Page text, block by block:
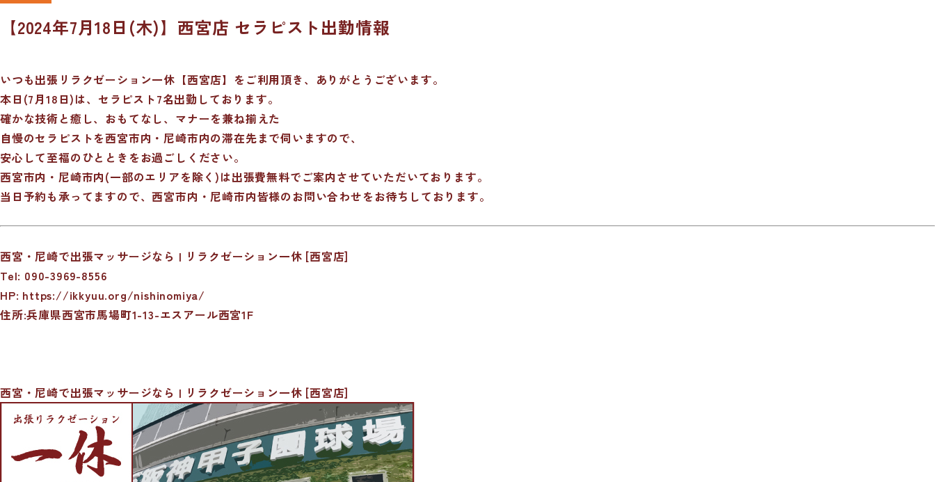
【2024年7月18日(木)】西宮店 セラピスト出勤情報
いつも出張リラクゼーション一休【西宮店】をご利用頂き、ありがとうございます。
本日(7月18日)は、セラピスト7名出勤しております。
確かな技術と癒し、おもてなし、マナーを兼ね揃えた
自慢のセラピストを西宮市内・尼崎市内の滞在先まで伺いますので、
安心して至福のひとときをお過ごしください。
西宮市内・尼崎市内(一部のエリアを除く)は出張費無料でご案内させていただいております。
当日予約も承ってますので、西宮市内・尼崎市内皆様のお問い合わせをお待ちしております。
西宮・尼崎で出張マッサージなら | リラクゼーション一休 [西宮店]
Tel: 090-3969-8556
HP: https://ikkyuu.org/nishinomiya/
住所:兵庫県西宮市馬場町1-13-エスアール西宮1F
西宮・尼崎で出張マッサージなら | リラクゼーション一休 [西宮店]